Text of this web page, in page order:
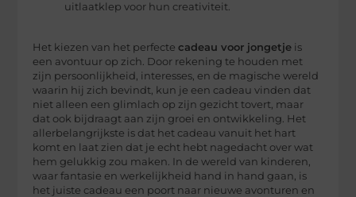
uitlaatklep voor hun creativiteit.
Het kiezen van het perfectecadeau voor jongetje is
een avontuur op zich. Door rekening te houden met
zijn persoonlijkheid, interesses, en de magische wereld
waarin hij zich bevindt, kun je een cadeau vinden dat
niet alleen een glimlach op zijn gezicht tovert, maar
dat ook bijdraagt aan zijn groei en ontwikkeling. Het
allerbelangrijkste is dat het cadeau vanuit het hart
komt en laat zien dat je echt hebt nagedacht over wat
hem gelukkig zou maken. In de wereld van kinderen,
waar fantasie en werkelijkheid hand in hand gaan, is
het juiste cadeau een poort naar nieuwe avonturen en